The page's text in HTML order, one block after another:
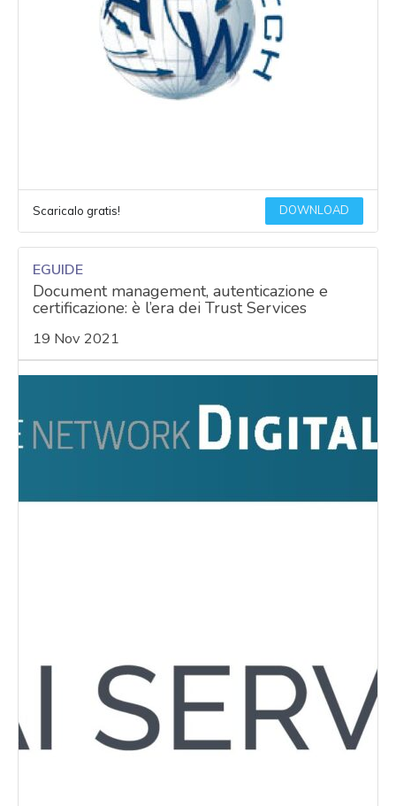
Scaricalo gratis! DOWNLOAD
EGUIDE
Document management, autenticazione e
certificazione: è l’era dei Trust Services
19 Nov 2021